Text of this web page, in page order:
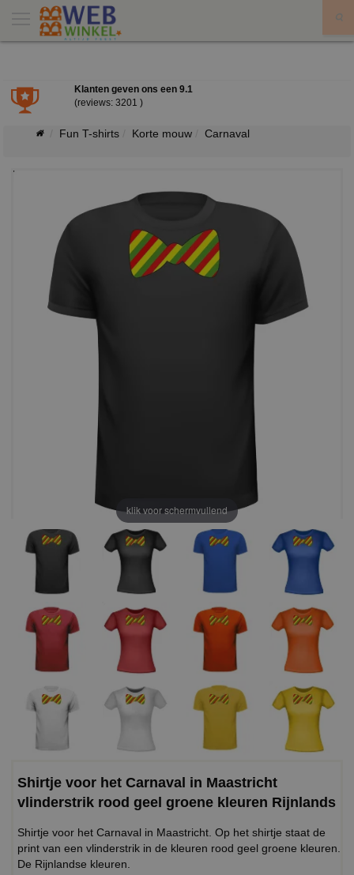
Klanten geven ons een 9.1
(reviews: 3201 )
Fun T-shirts Korte mouw Carnaval
klik voor schermvullend
Shirtje voor het Carnaval in Maastricht
vlinderstrik rood geel groene kleuren Rijnlands
Shirtje voor het Carnaval in Maastricht. Op het shirtje staat de
print van een vlinderstrik in de kleuren rood geel groene kleuren.
De Rijnlandse kleuren.